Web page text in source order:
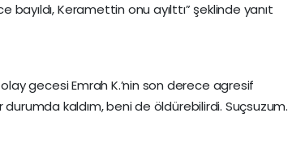
Keramettin onu ayılttı” şeklinde yanıt
gecesi Emrah K.’nin son derece agresif
durumda kaldım, beni de öldürebilirdi. Suçsuzum.